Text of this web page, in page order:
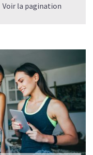
Voir la pagination